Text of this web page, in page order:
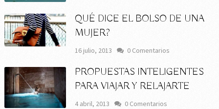
QUÉ DICE EL BOLSO DE UNA
MUJER?
16 julio, 2013 0 Comentarios
PROPUESTAS INTELIGENTES
PARA VIAJAR Y RELAJARTE
4 abril, 2013 0 Comentarios